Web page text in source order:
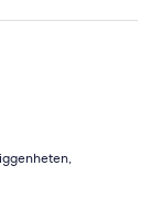
The Pantheon is
around at
3am some
surrounding
be
the late
each day
So many